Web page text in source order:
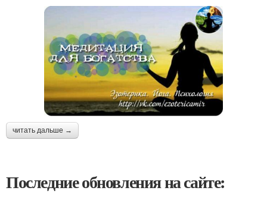
читать дальше →
Последние обновления на сайте: